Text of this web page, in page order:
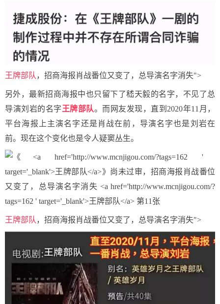
王牌部队，招商海报肖战番位又变了，总导演名字消失">
另外，最新招商海报中也只留下了嵇天毅的名字，不见了总
导演刘岩的名字王牌部队。而网友发现，直到2020年11月，
平台海报上主演名字还是肖战在前，导演名字也是刘岩在
前。现在这个变化也是令人疑窦丛生。
王牌部队，招商海报肖战番位又变了，总导演名字消失">